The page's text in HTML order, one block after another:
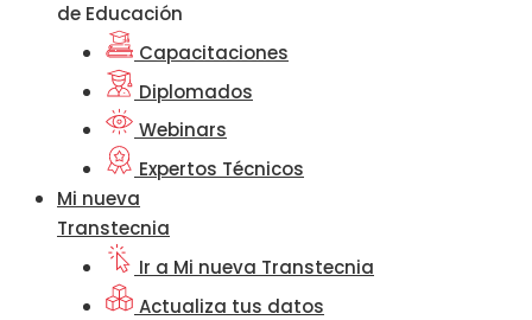
de Educación
Capacitaciones
Diplomados
Webinars
Expertos Técnicos
Mi nueva
Transtecnia
Ir a Mi nueva Transtecnia
Actualiza tus datos